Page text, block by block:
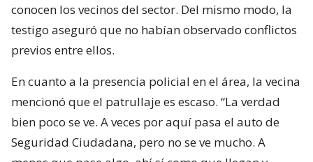
conocen los vecinos del sector. Del mismo modo, la
testigo aseguró que no habían observado conflictos
previos entre ellos.
En cuanto a la presencia policial en el área, la vecina
mencionó que el patrullaje es escaso. “La verdad
bien poco se ve. A veces por aquí pasa el auto de
Seguridad Ciudadana, pero no se ve mucho. A